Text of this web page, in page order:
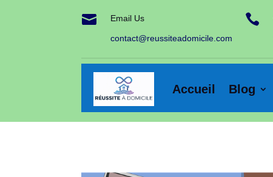
 Email Us
contact@reussiteadomicile.com

Accueil Blog